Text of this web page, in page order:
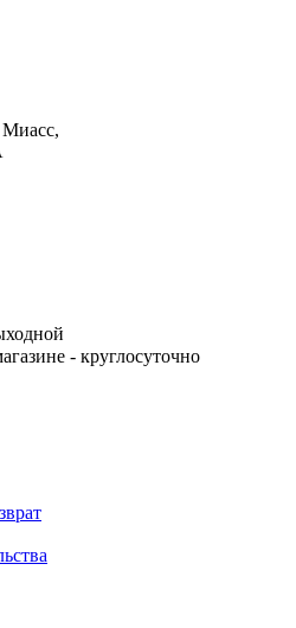
Миасс,
- круглосуточно